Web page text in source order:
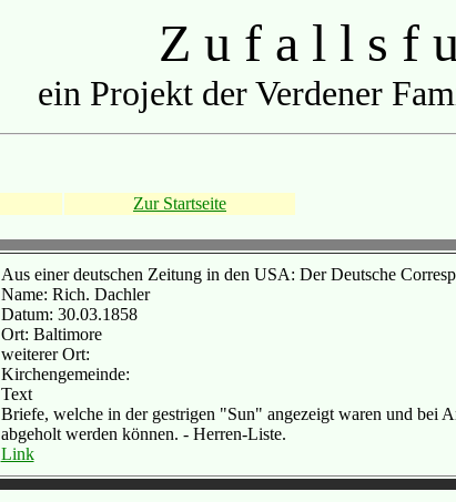
Z u f a l l s f
ein Projekt der Verdener
Zur Startseite
Aus einer deutschen Zeitung in den USA: Der Deutsche
Name: Rich. Dachler
Datum: 30.03.1858
Ort: Baltimore
weiterer Ort:
Kirchengemeinde:
Text
Briefe, welche in der gestrigen "Sun" angezeigt waren und bei
abgeholt werden können. - Herren-Liste.
Link